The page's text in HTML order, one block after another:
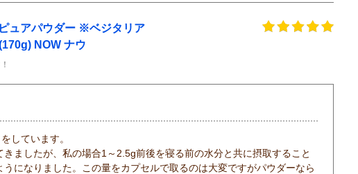
ュアパウダー ※ベジタリア
NOW ナウ
しています。
ましたが、私の場合1～2.5g前後を寝る前の水分と共に摂取すること
になりました。この量をカプセルで取るのは大変ですがパウダーなら